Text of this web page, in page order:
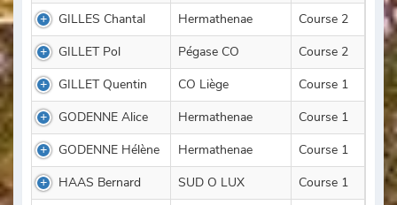
GILLES Chantal Hermathenae
Course 2
GILLET Pol
Pégase CO
Course 2
GILLET Quentin
CO Liège
Course 1
GODENNE Alice
Hermathenae
Course 1
GODENNE Hélène
Hermathenae
Course 1
HAAS Bernard
SUD O LUX
Course 1